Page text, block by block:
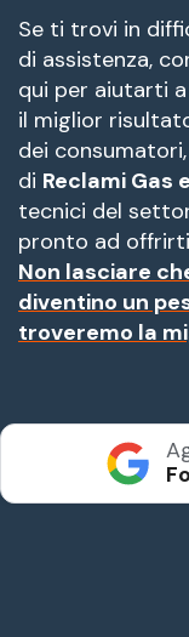
Se ti trovi in
di assistenza,
qui per aiutarti
il miglior
dei
di Reclami Gas
tecnici del
pronto ad
Non lasciare
diventino un
troveremo la